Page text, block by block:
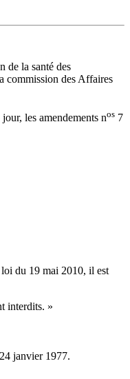
de la santé des
commission des Affaires
les amendements nos 7
loi du 19 mai 2010, il est
interdits. »
janvier 1977.